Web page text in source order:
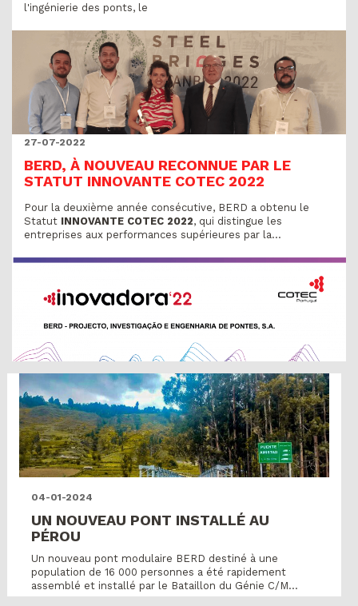
l'ingénierie des ponts, le
27-07-2022
BERD, À NOUVEAU RECONNUE PAR LE
STATUT INNOVANTE COTEC 2022
Pour la deuxième année consécutive, BERD a obtenu le
Statut INNOVANTE COTEC 2022, qui distingue les
entreprises aux performances supérieures par la...
04-01-2024
UN NOUVEAU PONT INSTALLÉ AU
PÉROU
Un nouveau pont modulaire BERD destiné à une
population de 16 000 personnes a été rapidement
assemblé et installé par le Bataillon du Génie C/M...